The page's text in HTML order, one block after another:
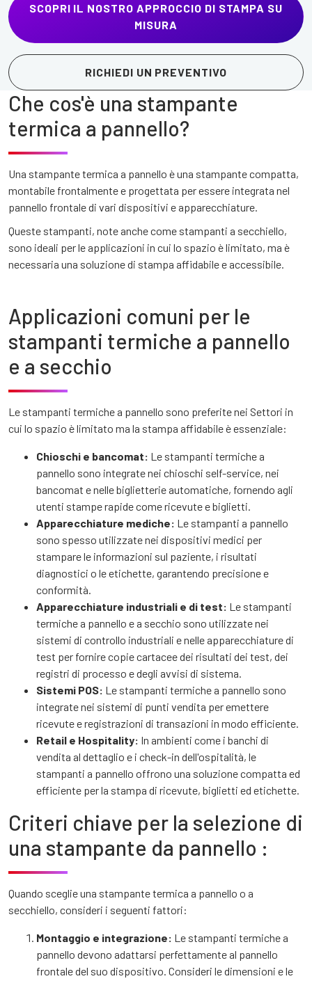
SCOPRI IL NOSTRO APPROCCIO DI STAMPA SU
MISURA
RICHIEDI UN PREVENTIVO
Che cos'è una stampante
termica a pannello?
Una stampante termica a pannello è una stampante compatta,
montabile frontalmente e progettata per essere integrata nel
pannello frontale di vari dispositivi e apparecchiature.
Queste stampanti, note anche come stampanti a secchiello,
sono ideali per le applicazioni in cui lo spazio è limitato, ma è
necessaria una soluzione di stampa affidabile e accessibile.
Applicazioni comuni per le
stampanti termiche a pannello
e a secchio
Le stampanti termiche a pannello sono preferite nei Settori in
cui lo spazio è limitato ma la stampa affidabile è essenziale:
Chioschi e bancomat: Le stampanti termiche a
pannello sono integrate nei chioschi self-service, nei
bancomat e nelle biglietterie automatiche, fornendo agli
utenti stampe rapide come ricevute e biglietti.
Apparecchiature mediche: Le stampanti a pannello
sono spesso utilizzate nei dispositivi medici per
stampare le informazioni sul paziente, i risultati
diagnostici o le etichette, garantendo precisione e
conformità.
Apparecchiature industriali e di test: Le stampanti
termiche a pannello e a secchio sono utilizzate nei
sistemi di controllo industriali e nelle apparecchiature di
test per fornire copie cartacee dei risultati dei test, dei
registri di processo e degli avvisi di sistema.
Sistemi POS: Le stampanti termiche a pannello sono
integrate nei sistemi di punti vendita per emettere
ricevute e registrazioni di transazioni in modo efficiente.
Retail e Hospitality: In ambienti come i banchi di
vendita al dettaglio e i check-in dell'ospitalità, le
stampanti a pannello offrono una soluzione compatta ed
efficiente per la stampa di ricevute, biglietti ed etichette.
Criteri chiave per la selezione di
una stampante da pannello :
Quando sceglie una stampante termica a pannello o a
secchiello, consideri i seguenti fattori:
Montaggio e integrazione: Le stampanti termiche a
pannello devono adattarsi perfettamente al pannello
frontale del suo dispositivo. Consideri le dimensioni e le